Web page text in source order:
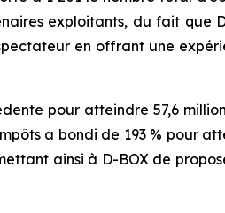
exploitants, du fait que
en offrant une
pour atteindre 57,6
a bondi de 193 % pour
ainsi à D-BOX de